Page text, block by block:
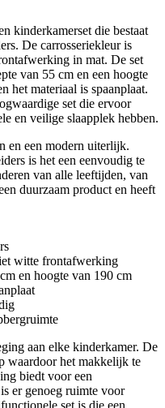
kinderkamerset die bestaat
De carrosseriekleur is
in mat. De set
van 55 cm en een hoogte
het materiaal is spaanplaat.
set die ervoor
en veilige slaapplek hebben.
en een modern uiterlijk.
is het een eenvoudig te
van alle leeftijden, van
duurzaam product en heeft
witte frontafwerking
en hoogte van 190 cm
aan elke kinderkamer. De
waardoor het makkelijk te
biedt voor een
er genoeg ruimte voor
set is die een